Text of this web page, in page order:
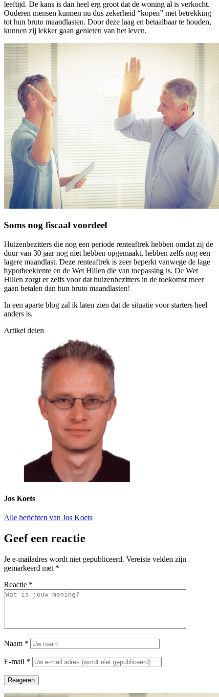
leeftijd. De kans is dan heel erg groot dat de woning al is verkocht.
Ouderen mensen kunnen nu dus zekerheid “kopen” met betrekking
tot hun bruto maandlasten. Door deze laag en betaalbaar te houden,
kunnen zij lekker gaan genieten van het leven.
Soms nog fiscaal voordeel
Huizenbezitters die nog een periode renteaftrek hebben omdat zij de
duur van 30 jaar nog niet hebben opgemaakt, hebben zelfs nog een
lagere maandlast. Deze renteaftrek is zeer beperkt vanwege de lage
hypotheekrente en de Wet Hillen die van toepassing is. De Wet
Hillen zorgt er zelfs voor dat huizenbezitters in de toekomst meer
gaan betalen dan hun bruto maandlasten!
In een aparte blog zal ik laten zien dat de situatie voor starters heel
anders is.
Artikel delen
Jos Koets
Alle berichten van Jos Koets
Geef een reactie
Je e-mailadres wordt niet gepubliceerd. Vereiste velden zijn
gemarkeerd met *
Reactie *
Naam *
E-mail *
Reageren